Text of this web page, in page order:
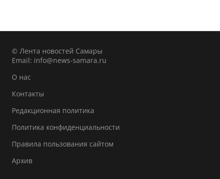
© Лента новостей Самары
Email: info@news-samara.ru
О нас
Контакты
Редакционная политика
Политика конфиденциальности
Правила пользования сайтом
Архив